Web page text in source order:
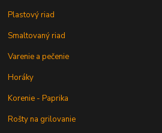
Plastový riad
Smaltovaný riad
Varenie a pečenie
Horáky
Korenie - Paprika
Rošty na grilovanie